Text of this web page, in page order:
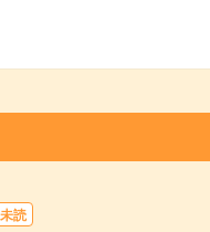
未読